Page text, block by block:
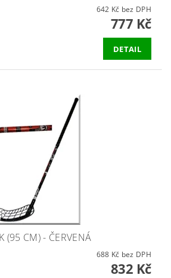
642 Kč bez DPH
777 Kč
DETAIL
(95 CM) - ČERVENÁ
688 Kč bez DPH
832 Kč